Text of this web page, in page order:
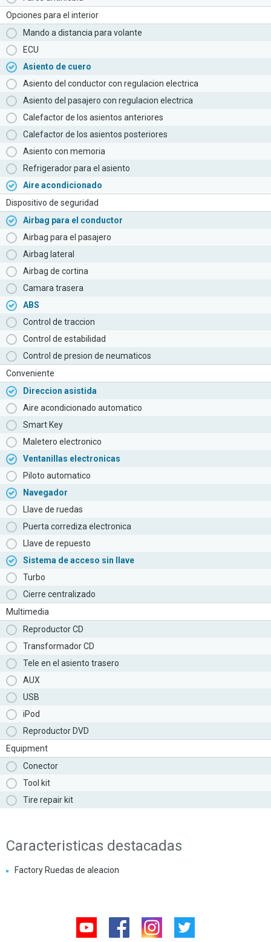
Opciones para el interior
Mando a distancia para volante
ECU
Asiento de cuero
Asiento del conductor con regulacion electrica
Asiento del pasajero con regulacion electrica
Calefactor de los asientos anteriores
Calefactor de los asientos posteriores
Asiento con memoria
Refrigerador para el asiento
Aire acondicionado
Dispositivo de seguridad
Airbag para el conductor
Airbag para el pasajero
Airbag lateral
Airbag de cortina
Camara trasera
ABS
Control de traccion
Control de estabilidad
Control de presion de neumaticos
Conveniente
Direccion asistida
Aire acondicionado automatico
Smart Key
Maletero electronico
Ventanillas electronicas
Piloto automatico
Navegador
Llave de ruedas
Puerta corrediza electronica
Llave de repuesto
Sistema de acceso sin llave
Turbo
Cierre centralizado
Multimedia
Reproductor CD
Transformador CD
Tele en el asiento trasero
AUX
USB
iPod
Reproductor DVD
Equipment
Conector
Tool kit
Tire repair kit
Caracteristicas destacadas
Factory Ruedas de aleacion
Youtube Facebook Instagram